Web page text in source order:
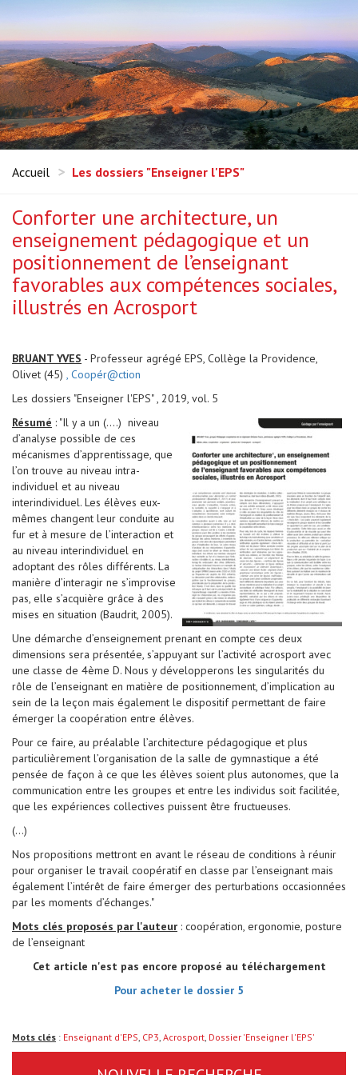
Accueil Les dossiers "Enseigner l'EPS"
Conforter une architecture, un
enseignement pédagogique et un
positionnement de l’enseignant
favorables aux compétences sociales,
illustrés en Acrosport
BRUANT YVES - Professeur agrégé EPS, Collège la Providence,
Olivet (45) , Coopér@ction
Les dossiers "Enseigner l'EPS" , 2019, vol. 5
Résumé : "Il y a un (....) niveau
d’analyse possible de ces
mécanismes d’apprentissage, que
l’on trouve au niveau intra-
individuel et au niveau
interindividuel. Les élèves eux-
mêmes changent leur conduite au
fur et à mesure de l’interaction et
au niveau interindividuel en
adoptant des rôles différents. La
manière d’interagir ne s’improvise
pas, elle s’acquière grâce à des
mises en situation (Baudrit, 2005).
Une démarche d’enseignement prenant en compte ces deux
dimensions sera présentée, s’appuyant sur l’activité acrosport avec
une classe de 4ème D. Nous y développerons les singularités du
rôle de l’enseignant en matière de positionnement, d’implication au
sein de la leçon mais également le dispositif permettant de faire
émerger la coopération entre élèves.
Pour ce faire, au préalable l’architecture pédagogique et plus
particulièrement l’organisation de la salle de gymnastique a été
pensée de façon à ce que les élèves soient plus autonomes, que la
communication entre les groupes et entre les individus soit facilitée,
que les expériences collectives puissent être fructueuses.
(...)
Nos propositions mettront en avant le réseau de conditions à réunir
pour organiser le travail coopératif en classe par l’enseignant mais
également l’intérêt de faire émerger des perturbations occasionnées
par les moments d’échanges."
Mots clés proposés par l'auteur : coopération, ergonomie, posture
de l’enseignant
Cet article n'est pas encore proposé au téléchargement
Pour acheter le dossier 5
Mots clés : Enseignant d'EPS, CP3, Acrosport, Dossier 'Enseigner l'EPS'